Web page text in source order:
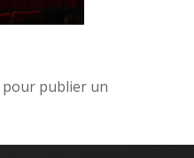
pour publier un